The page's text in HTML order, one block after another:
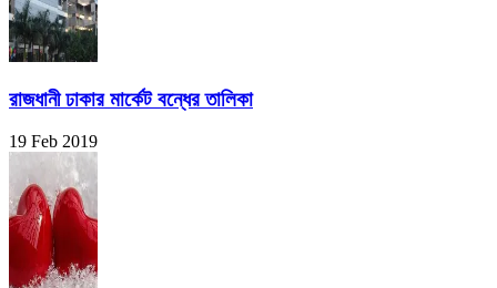
রাজধানী ঢাকার মার্কেট বন্ধের তালিকা
19 Feb 2019